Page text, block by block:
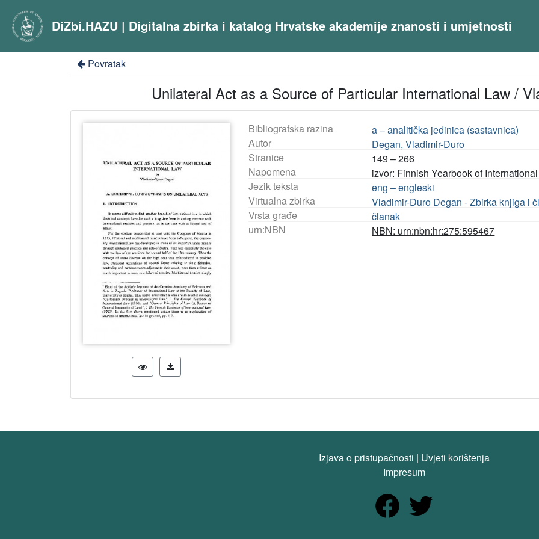
DiZbi.HAZU | Digitalna zbirka i katalog Hrvatske akademije znanosti i umjetnosti
Povratak
Unilateral Act as a Source of Particular International Law /
Bibliografska razina
a – analitička jedinica (sastavnica)
Autor
Degan, Vladimir-Đuro
Stranice
149 – 266
Napomena
izvor: Finnish Yearbook of
Jezik teksta
eng – engleski
Virtualna zbirka
Vladimir-Đuro Degan - Zbirka knjiga i
Vrsta građe
članak
urn:NBN
NBN: urn:nbn:hr:275:595467
Izjava o pristupačnosti | Uvjeti korištenja
Impresum